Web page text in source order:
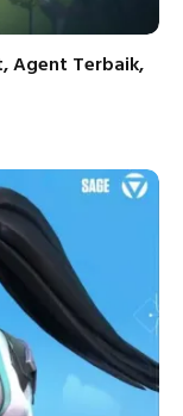
Agent Terbaik,